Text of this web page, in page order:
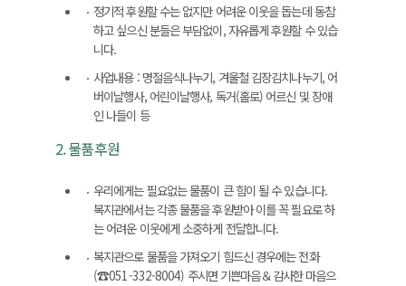
정기적 후원할 수는 없지만 어려운 이웃을 돕는데 동참
하고 싶으신 분들은 부담없이, 자유롭게 후원할 수 있습
니다.
사업내용 : 명절음식나누기, 겨울철 김장김치나누기, 어
버이날행사, 어린이날행사, 독거(홀로) 어르신 및 장애
인 나들이 등
2. 물품후원
우리에게는 필요없는 물품이 큰 힘이 될 수 있습니다.
복지관에서는 각종 물품을 후원받아 이를 꼭 필요로 하
는 어려운 이웃에게 소중하게 전달합니다.
복지관으로 물품을 가져오기 힘드신 경우에는 전화
(☎051-332-8004) 주시면 기쁜마음＆감사한 마음으